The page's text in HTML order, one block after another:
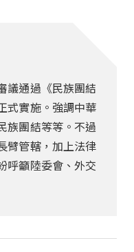
議通過《民族團結
式實施。強調中華
族團結等等。不過
臂管轄，加上法律
呼籲陸委會、外交